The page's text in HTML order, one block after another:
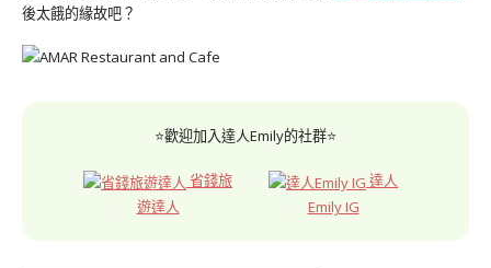
後太餓的緣故吧？
⭐歡迎加入達人Emily的社群⭐
省錢旅
遊達人
達人
Emily IG